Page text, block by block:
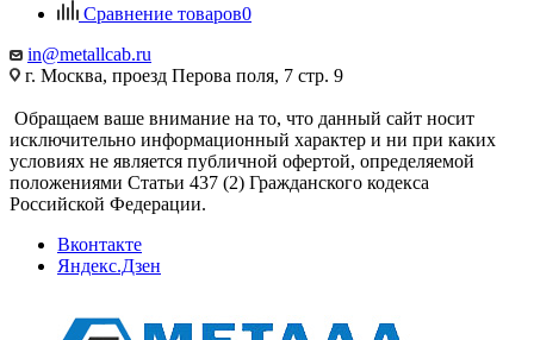
Сравнение товаров0
in@metallcab.ru
г. Москва, проезд Перова поля, 7 стр. 9
Обращаем ваше внимание на то, что данный сайт носит
исключительно информационный характер и ни при каких
условиях не является публичной офертой, определяемой
положениями Статьи 437 (2) Гражданского кодекса
Российской Федерации.
Вконтакте
Яндекс.Дзен